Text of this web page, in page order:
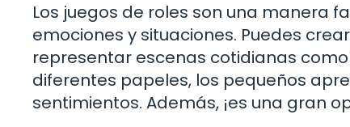
Los juegos de roles son una manera
emociones y situaciones. Puedes
representar escenas cotidianas
diferentes papeles, los pequeños
sentimientos. Además, ¡es una gran